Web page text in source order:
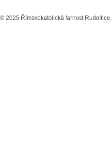
© 2025 Římskokatolická farnost Rudoltice,